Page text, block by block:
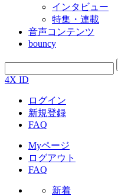
インタビュー
特集・連載
音声コンテンツ
bouncy
4X ID
ログイン
新規登録
FAQ
Myページ
ログアウト
FAQ
新着